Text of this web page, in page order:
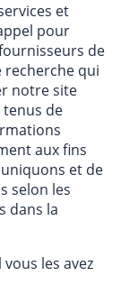
et
pour
de
recherche qui
notre site
de
aux fins
et de
selon les
dans la
les avez